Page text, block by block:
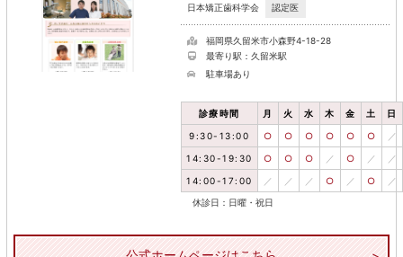
日本矯正歯科学会 認定医
福岡県久留米市小森野4-18-28
最寄り駅：久留米駅
駐車場あり
診療時間 月 火 水 木 金 土 日
9:30-13:00 ○ ○ ○ ○ ○ ○ ／
14:30-19:30 ○ ○ ○ ／ ○ ／ ／
14:00-17:00 ／ ／ ／ ○ ／ ○ ／
休診日：日曜・祝日